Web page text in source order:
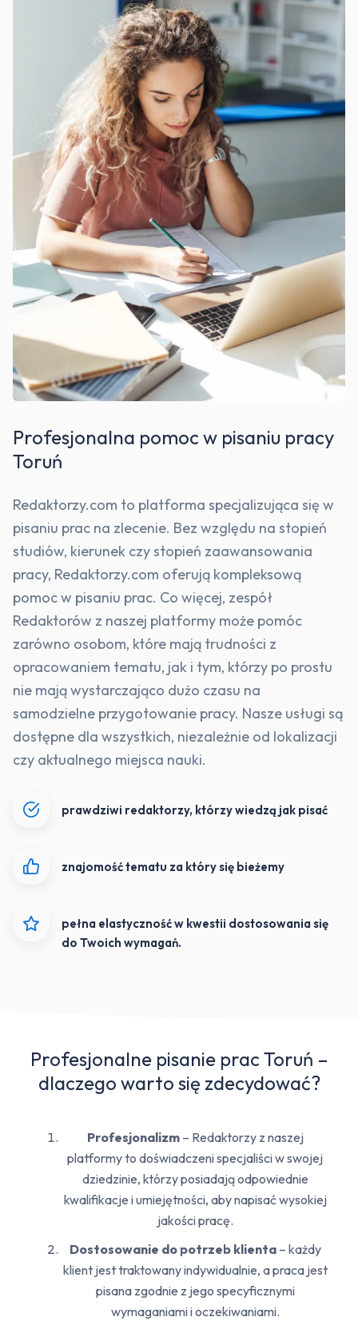
Profesjonalna pomoc w pisaniu pracy
Toruń
Redaktorzy.com to platforma specjalizująca się w
pisaniu prac na zlecenie. Bez względu na stopień
studiów, kierunek czy stopień zaawansowania
pracy, Redaktorzy.com oferują kompleksową
pomoc w pisaniu prac. Co więcej, zespół
Redaktorów z naszej platformy może pomóc
zarówno osobom, które mają trudności z
opracowaniem tematu, jak i tym, którzy po prostu
nie mają wystarczająco dużo czasu na
samodzielne przygotowanie pracy. Nasze usługi są
dostępne dla wszystkich, niezależnie od lokalizacji
czy aktualnego miejsca nauki.
prawdziwi redaktorzy, którzy wiedzą jak pisać
znajomość tematu za który się bieżemy
pełna elastyczność w kwestii dostosowania się
do Twoich wymagań.
Profesjonalne pisanie prac Toruń –
dlaczego warto się zdecydować?
Profesjonalizm– Redaktorzy z naszej
platformy to doświadczeni specjaliści w swojej
dziedzinie, którzy posiadają odpowiednie
kwalifikacje i umiejętności, aby napisać wysokiej
jakości pracę.
Dostosowanie do potrzeb klienta– każdy
klient jest traktowany indywidualnie, a praca jest
pisana zgodnie z jego specyficznymi
wymaganiami i oczekiwaniami.